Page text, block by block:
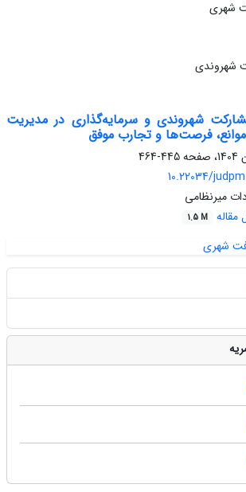
شهروندی
شهروندی و سرمایه‌گذاری در مدیریت
فرصت‌ها و تجارب موفق
445-464
10.22034/
میرنظامی
مقاله 1.5 M